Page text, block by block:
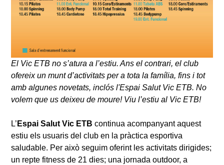
El Vic ETB no s’atura a l’estiu. Ans el contrari, el club
ofereix un munt d’activitats per a tota la família, fins i tot
amb algunes novetats, inclós l'Espai Salut Vic ETB. No
volem que us deixeu de moure! Viu l’estiu al Vic ETB!
L’ Espai Salut Vic ETBcontinua acompanyant aquest
estiu els usuaris del club en la pràctica esportiva
saludable. Per això seguim oferint les activitats dirigides;
un repte fitness de 21 dies; una jornada outdoor, a